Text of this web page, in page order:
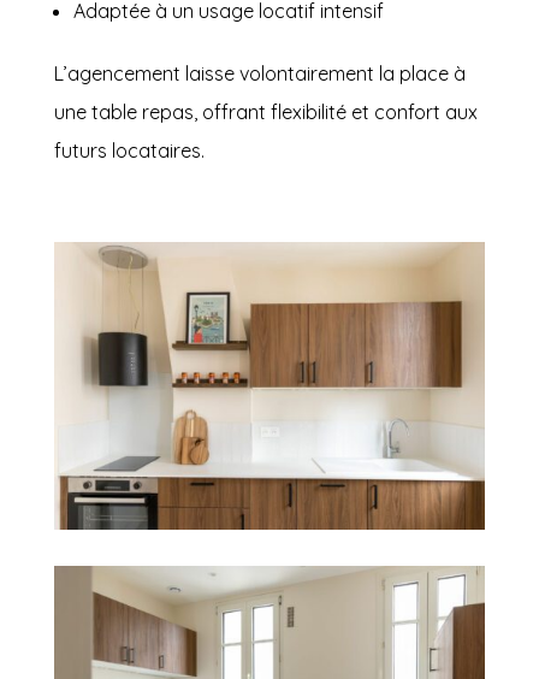
Adaptée à un usage locatif intensif
L’agencement laisse volontairement la place à
une table repas, offrant flexibilité et confort aux
futurs locataires.